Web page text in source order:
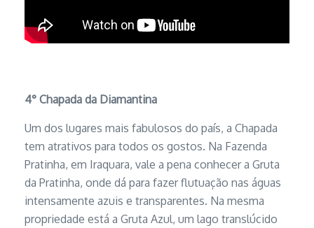
4° Chapada da Diamantina
Um dos lugares mais fabulosos do país, a Chapada
tem atrativos para todos os gostos. Na Fazenda
Pratinha, em Iraquara, vale a pena conhecer a Gruta
da Pratinha, onde dá para fazer flutuação nas águas
intensamente azuis e transparentes. Na mesma
propriedade está a Gruta Azul, um lago translúcido